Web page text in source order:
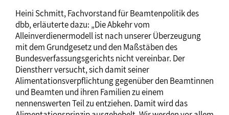
Heini Schmitt, Fachvorstand für Beamtenpolitik des
dbb, erläuterte dazu: „Die Abkehr vom
Alleinverdienermodell ist nach unserer Überzeugung
mit dem Grundgesetz und den Maßstäben des
Bundesverfassungsgerichts nicht vereinbar. Der
Dienstherr versucht, sich damit seiner
Alimentationsverpflichtung gegenüber den Beamtinnen
und Beamten und ihren Familien zu einem
nennenswerten Teil zu entziehen. Damit wird das